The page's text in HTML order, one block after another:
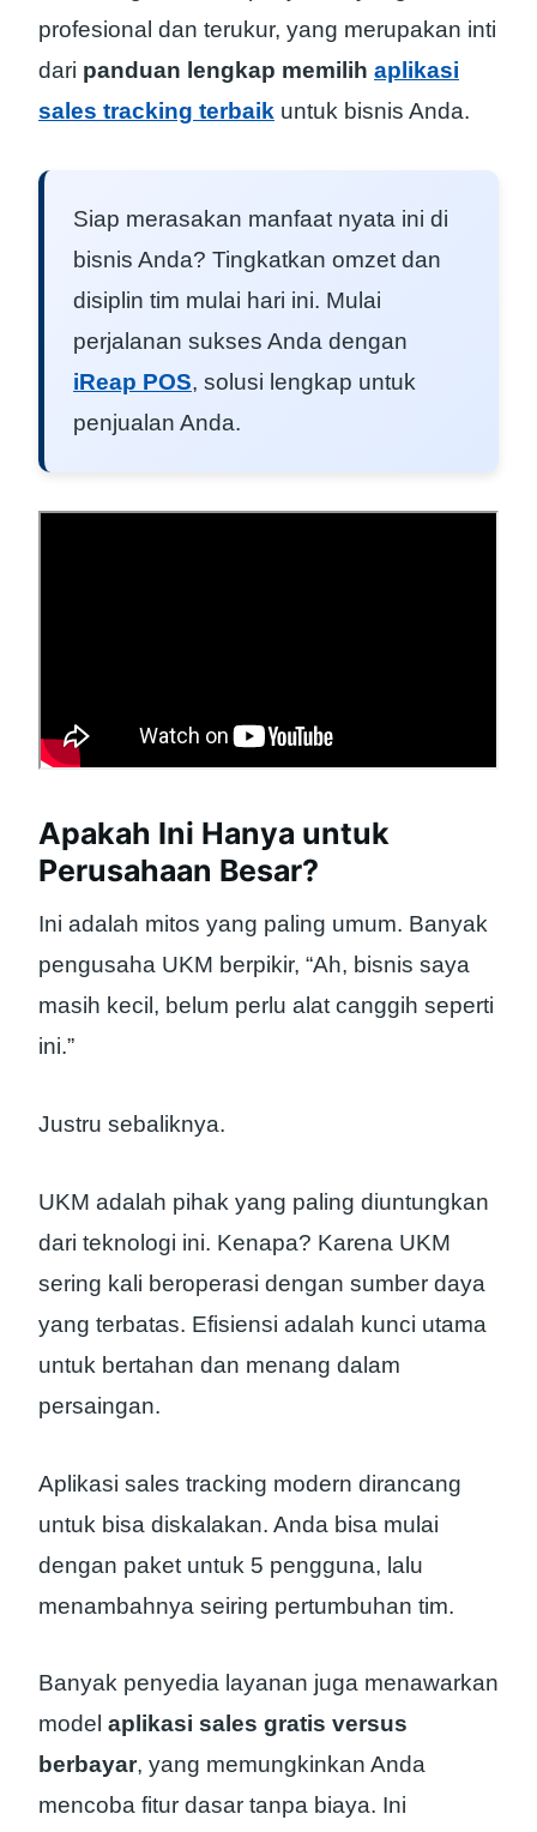
profesional dan terukur, yang merupakan inti
dari panduan lengkap memilih aplikasi
sales tracking terbaik untuk bisnis Anda.
Siap merasakan manfaat nyata ini di
bisnis Anda? Tingkatkan omzet dan
disiplin tim mulai hari ini. Mulai
perjalanan sukses Anda dengan
iReap POS, solusi lengkap untuk
penjualan Anda.
Apakah Ini Hanya untuk
Perusahaan Besar?
Ini adalah mitos yang paling umum. Banyak
pengusaha UKM berpikir, “Ah, bisnis saya
masih kecil, belum perlu alat canggih seperti
ini.”
Justru sebaliknya.
UKM adalah pihak yang paling diuntungkan
dari teknologi ini. Kenapa? Karena UKM
sering kali beroperasi dengan sumber daya
yang terbatas. Efisiensi adalah kunci utama
untuk bertahan dan menang dalam
persaingan.
Aplikasi sales tracking modern dirancang
untuk bisa diskalakan. Anda bisa mulai
dengan paket untuk 5 pengguna, lalu
menambahnya seiring pertumbuhan tim.
Banyak penyedia layanan juga menawarkan
model aplikasi sales gratis versus
berbayar, yang memungkinkan Anda
mencoba fitur dasar tanpa biaya. Ini